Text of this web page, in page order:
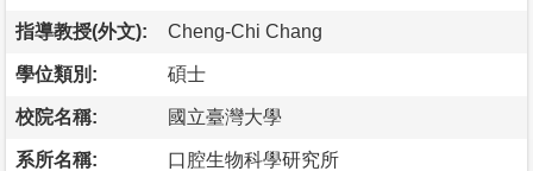
指導教授(外文): Cheng-Chi Chang
學位類別: 碩士
校院名稱: 國立臺灣大學
系所名稱: 口腔生物科學研究所